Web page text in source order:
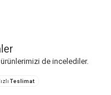
de incelediler.
Teslimat